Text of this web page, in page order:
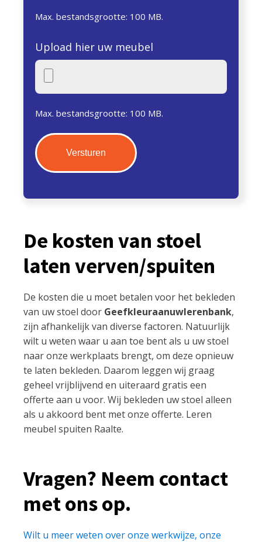
Max. bestandsgrootte: 100 MB.
Upload hier uw meubel
Max. bestandsgrootte: 100 MB.
De kosten van stoel
laten verven/spuiten
De kosten die u moet betalen voor het bekleden
van uw stoel door Geefkleuraanuwlerenbank,
zijn afhankelijk van diverse factoren. Natuurlijk
wilt u weten waar u aan toe bent als u uw stoel
naar onze werkplaats brengt, om deze opnieuw
te laten bekleden. Daarom leggen wij graag
geheel vrijblijvend en uiteraard gratis een
offerte aan u voor. Wij bekleden uw stoel alleen
als u akkoord bent met onze offerte. Leren
meubel spuiten Raalte.
Vragen? Neem contact
met ons op.
Wilt u meer weten over onze werkwijze, onze